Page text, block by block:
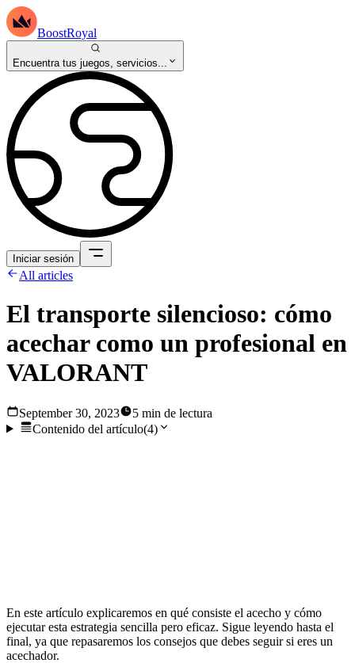
BoostRoyal
Encuentra tus juegos, servicios...
Iniciar sesión
All articles
El transporte silencioso: cómo
acechar como un profesional en
VALORANT
September 30, 2023
5 min de lectura
Contenido del artículo(4)
En este artículo explicaremos en qué consiste el acecho y cómo
ejecutar esta estrategia sencilla pero eficaz. Sigue leyendo hasta el
final, ya que repasaremos los consejos que debes seguir si eres un
acechador.